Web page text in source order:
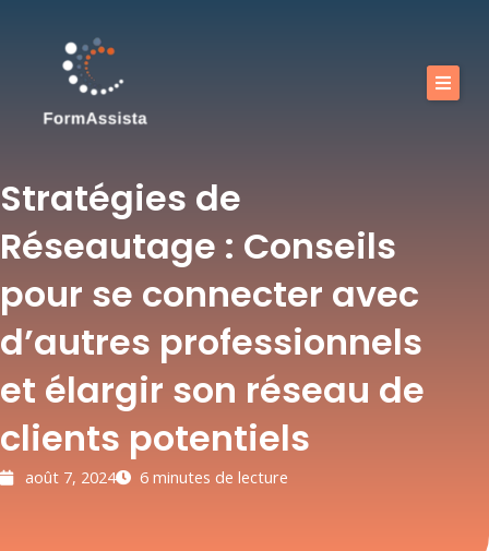
Calendrier
Nos offres
Vous accompagner
Boutique
FAQ
Blog
Contact
Stratégies de
Réseautage : Conseils
pour se connecter avec
d’autres professionnels
et élargir son réseau de
clients potentiels
août 7, 2024 6 minutes de lecture